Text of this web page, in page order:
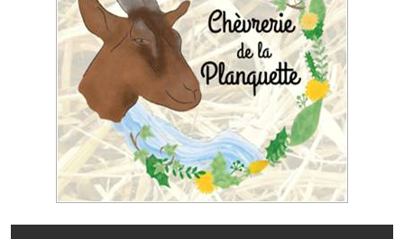
Artisans
Agents immobiliers
Réserver une salle
Salle Georges Delépine
Maison des services et des associations fressinoises
VILLE ACTIVE